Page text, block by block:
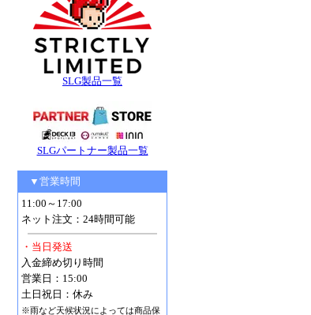
SLG製品一覧
SLGパートナー製品一覧
▼営業時間
11:00～17:00
ネット注文：24時間可能
・当日発送
入金締め切り時間
営業日：15:00
土日祝日：休み
※雨など天候状況によっては商品保